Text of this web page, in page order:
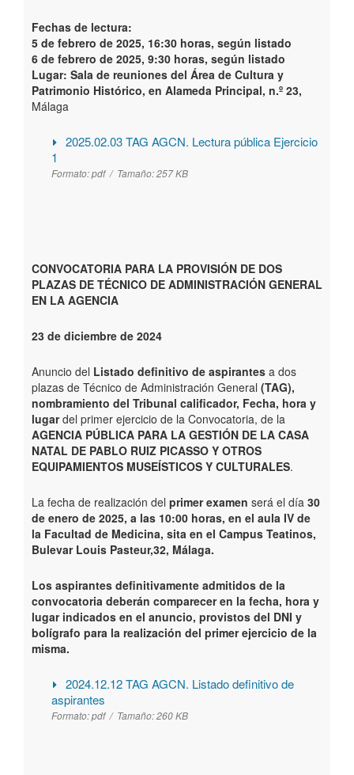
Fechas de lectura:
5 de febrero de 2025, 16:30 horas, según listado
6 de febrero de 2025, 9:30 horas, según listado
Lugar: Sala de reuniones del Área de Cultura y
Patrimonio Histórico, en Alameda Principal, n.º 23,
Málaga
2025.02.03 TAG AGCN. Lectura pública Ejercicio
1
Formato:pdf / Tamaño:257 KB
CONVOCATORIA PARA LA PROVISIÓN DE DOS
PLAZAS DE TÉCNICO DE ADMINISTRACIÓN GENERAL
EN LA AGENCIA
23 de diciembre de 2024
Anuncio del Listado definitivo de aspirantes a dos
plazas de Técnico de Administración General (TAG),
nombramiento del Tribunal calificador, Fecha, hora y
lugardel primer ejercicio de la Convocatoria, de la
AGENCIA PÚBLICA PARA LA GESTIÓN DE LA CASA
NATAL DE PABLO RUIZ PICASSO Y OTROS
EQUIPAMIENTOS MUSEÍSTICOS Y CULTURALES.
La fecha de realización del primer examen será el día 30
de enero de 2025, a las 10:00 horas, en el aula IV de
la Facultad de Medicina, sita en el Campus Teatinos,
Bulevar Louis Pasteur,32, Málaga.
Los aspirantes definitivamente admitidos de la
convocatoria deberán comparecer en la fecha, hora y
lugar indicados en el anuncio, provistos del DNI y
bolígrafo para la realización del primer ejercicio de la
misma.
2024.12.12 TAG AGCN. Listado definitivo de
aspirantes
Formato:pdf / Tamaño:260 KB